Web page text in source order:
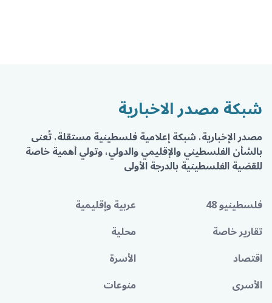
شبكة مصدر الاخبارية
مصدر الإخبارية، شبكة إعلامية فلسطينية مستقلة، تُعنى
بالشأن الفلسطيني والإقليمي والدولي، وتولي أهمية خاصة
للقضية الفلسطينية بالدرجة الأولى
فلسطينيو 48
عربية وإقليمية
تقارير خاصة
محلية
اقتصاد
الأسرة
الأسرى
منوعات